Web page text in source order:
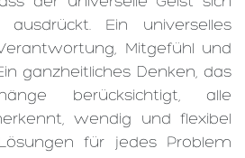
Ein universelles
Mitgefühl und
ganzheitliches Denken, das
berücksichtigt, alle
wendig und flexibel
für jedes Problem